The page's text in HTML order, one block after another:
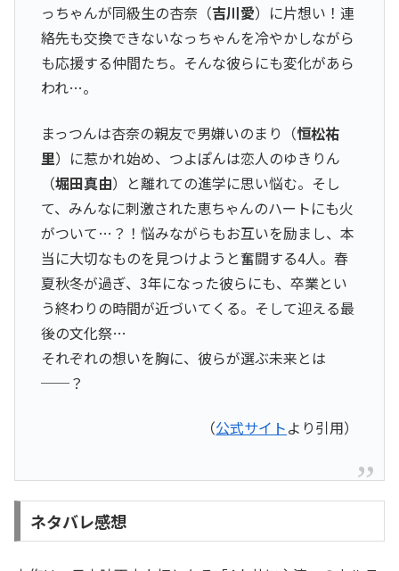
っちゃんが同級生の杏奈（吉川愛）に片想い！連
絡先も交換できないなっちゃんを冷やかしながら
も応援する仲間たち。そんな彼らにも変化があら
われ…。
まっつんは杏奈の親友で男嫌いのまり（恒松祐
里）に惹かれ始め、つよぽんは恋人のゆきりん
（堀田真由）と離れての進学に思い悩む。そし
て、みんなに刺激された恵ちゃんのハートにも火
がついて…？！悩みながらもお互いを励まし、本
当に大切なものを見つけようと奮闘する4人。春
夏秋冬が過ぎ、3年になった彼らにも、卒業とい
う終わりの時間が近づいてくる。そして迎える最
後の文化祭…
それぞれの想いを胸に、彼らが選ぶ未来とは
──？
（公式サイトより引用）
ネタバレ感想